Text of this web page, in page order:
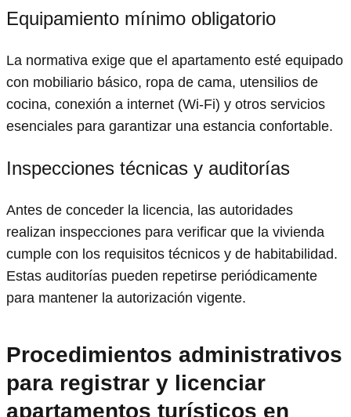
Equipamiento mínimo obligatorio
La normativa exige que el apartamento esté equipado
con mobiliario básico, ropa de cama, utensilios de
cocina, conexión a internet (Wi-Fi) y otros servicios
esenciales para garantizar una estancia confortable.
Inspecciones técnicas y auditorías
Antes de conceder la licencia, las autoridades
realizan inspecciones para verificar que la vivienda
cumple con los requisitos técnicos y de habitabilidad.
Estas auditorías pueden repetirse periódicamente
para mantener la autorización vigente.
Procedimientos administrativos
para registrar y licenciar
apartamentos turísticos en